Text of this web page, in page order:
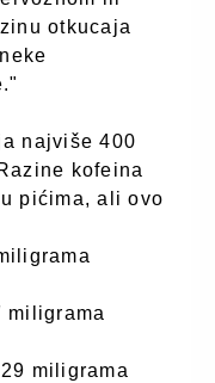
otkucaja
najviše 400
kofeina
pićima, ali ovo
miligrama
miligrama